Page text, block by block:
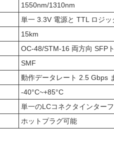
1550nm/1310nm
単一 3.3V 電源と TTL ロジ
15km
OC-48/STM-16 両方向 SFP
SMF
動作データレート 2.5 Gbps
-40°C~+85°C
単一のLCコネクタインター
ホットプラグ可能